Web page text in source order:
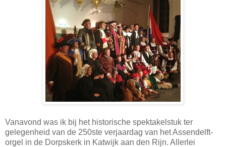
Vanavond was ik bij het historische spektakelstuk ter
gelegenheid van de 250ste verjaardag van het Assendelft-
orgel in de Dorpskerk in Katwijk aan den Rijn. Allerlei